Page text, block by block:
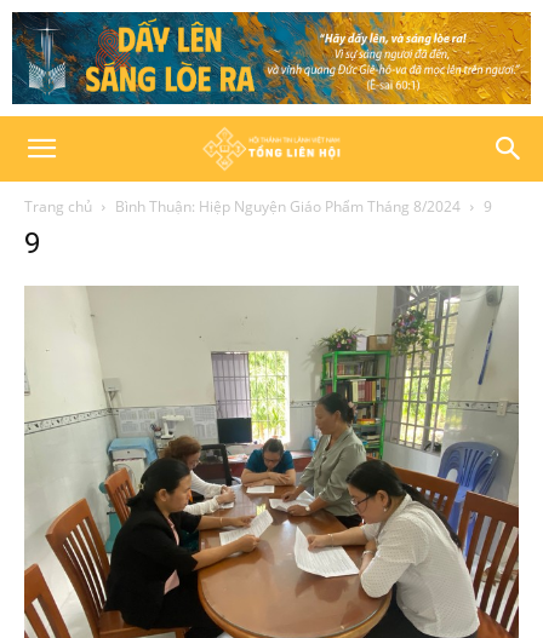
Trang chủ Bình Thuận: Hiệp Nguyện Giáo Phẩm Tháng 8/2024 9
9